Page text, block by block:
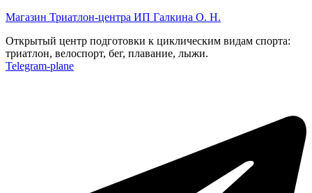
Магазин Триатлон-центра ИП Галкина О. Н.
Открытый центр подготовки к циклическим видам спорта:
триатлон, велоспорт, бег, плавание, лыжи.
Telegram-plane